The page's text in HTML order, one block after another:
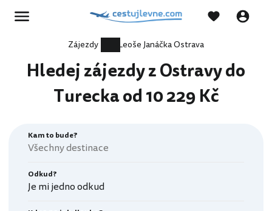
Zájezdy Leoše Janáčka Ostrava
Hledej zájezdy z Ostravy do
Turecka od 10 229 Kč
Kam to bude?
Odkud?
Je mi jedno odkud